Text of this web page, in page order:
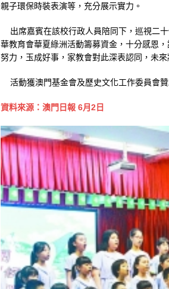
親子環保時裝表演等，充分展示實力。
出席嘉賓在該校行政人員陪同下，巡視二
華教育會華夏綠洲活動籌募資金，十分感恩
努力，玉成好事，家教會對此深表認同，未
活動獲澳門基金會及歷史文化工作委員會贊
資料來源：澳門日報 6月2日